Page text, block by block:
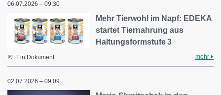
06.07.2026 – 09:30
Mehr Tierwohl im Napf: EDEKA
startet Tiernahrung aus
Haltungsformstufe 3
Ein Dokument mehr
02.07.2026 – 09:09